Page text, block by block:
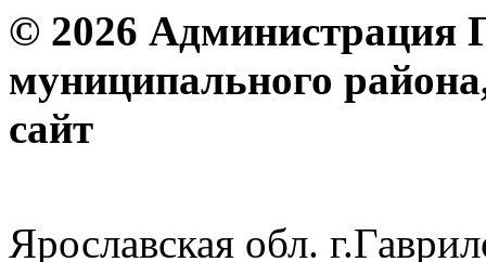
© 2026 Администрация
муниципального
Ярославская обл.